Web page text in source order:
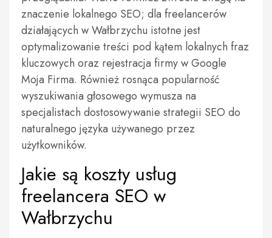
znaczenie lokalnego SEO; dla freelancerów
działających w Wałbrzychu istotne jest
optymalizowanie treści pod kątem lokalnych fraz
kluczowych oraz rejestracja firmy w Google
Moja Firma. Również rosnąca popularność
wyszukiwania głosowego wymusza na
specjalistach dostosowywanie strategii SEO do
naturalnego języka używanego przez
użytkowników.
Jakie są koszty usług
freelancera SEO w
Wałbrzychu